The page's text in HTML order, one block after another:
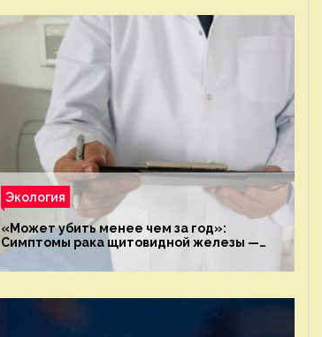
Экология
«Может убить менее чем за год»:
Симптомы рака щитовидной железы —
новости экологии на ECOportal